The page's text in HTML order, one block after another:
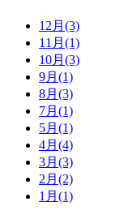
12月(3)
11月(1)
10月(3)
9月(1)
8月(3)
7月(1)
5月(1)
4月(4)
3月(3)
2月(2)
1月(1)